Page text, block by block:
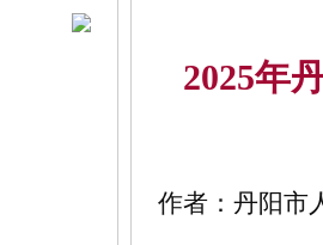
2025年
作者：丹阳市